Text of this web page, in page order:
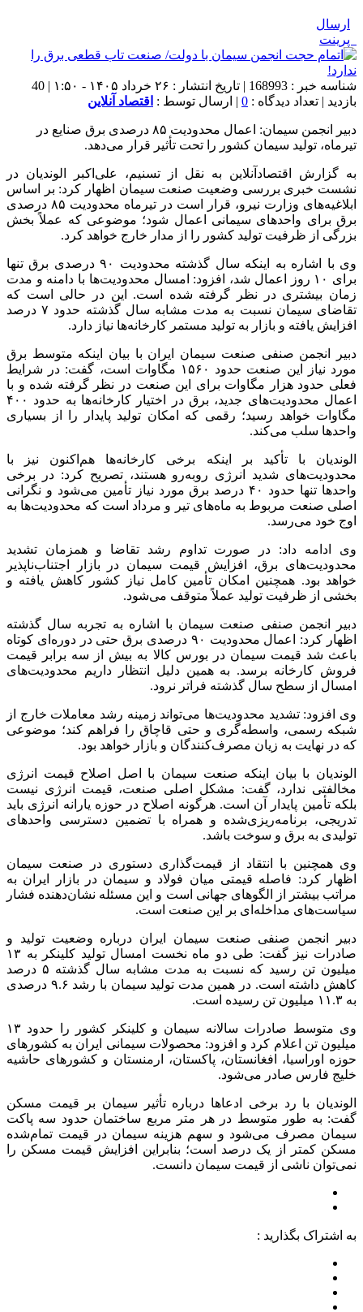
ارسال
پرینت
شناسه خبر : 168993 | تاریخ انتشار : ۲۶ خرداد ۱۴۰۵ - ۱:۵۰ | 40
بازدید | تعداد دیدگاه : 0 | ارسال توسط : اقتصاد آنلاین
دبیر انجمن سیمان: اعمال محدودیت ۸۵ درصدی برق صنایع در
تیرماه، تولید سیمان کشور را تحت تأثیر قرار می‌دهد.
به گزارش اقتصادآنلاین به نقل از تسنیم، علی‌اکبر الوندیان در
نشست خبری بررسی وضعیت صنعت سیمان اظهار کرد: بر اساس
ابلاغیه‌های وزارت نیرو، قرار است در تیرماه محدودیت ۸۵ درصدی
برق برای واحد‌های سیمانی اعمال شود؛ موضوعی که عملاً بخش
بزرگی از ظرفیت تولید کشور را از مدار خارج خواهد کرد.
وی با اشاره به اینکه سال گذشته محدودیت ۹۰ درصدی برق تنها
برای ۱۰ روز اعمال شد، افزود: امسال محدودیت‌ها با دامنه و مدت
زمان بیشتری در نظر گرفته شده است. این در حالی است که
تقاضای سیمان نسبت به مدت مشابه سال گذشته حدود ۷ درصد
افزایش یافته و بازار به تولید مستمر کارخانه‌ها نیاز دارد.
دبیر انجمن صنفی صنعت سیمان ایران با بیان اینکه متوسط برق
مورد نیاز این صنعت حدود ۱۵۶۰ مگاوات است، گفت: در شرایط
فعلی حدود هزار مگاوات برای این صنعت در نظر گرفته شده و با
اعمال محدودیت‌های جدید، برق در اختیار کارخانه‌ها به حدود ۴۰۰
مگاوات خواهد رسید؛ رقمی که امکان تولید پایدار را از بسیاری
واحد‌ها سلب می‌کند.
الوندیان با تأکید بر اینکه برخی کارخانه‌ها هم‌اکنون نیز با
محدودیت‌های شدید انرژی روبه‌رو هستند، تصریح کرد: در برخی
واحد‌ها تنها حدود ۴۰ درصد برق مورد نیاز تأمین می‌شود و نگرانی
اصلی صنعت مربوط به ماه‌های تیر و مرداد است که محدودیت‌ها به
اوج خود می‌رسد.
وی ادامه داد: در صورت تداوم رشد تقاضا و همزمان تشدید
محدودیت‌های برق، افزایش قیمت سیمان در بازار اجتناب‌ناپذیر
خواهد بود. همچنین امکان تأمین کامل نیاز کشور کاهش یافته و
بخشی از ظرفیت تولید عملاً متوقف می‌شود.
دبیر انجمن صنفی صنعت سیمان با اشاره به تجربه سال گذشته
اظهار کرد: اعمال محدودیت ۹۰ درصدی برق حتی در دوره‌ای کوتاه
باعث شد قیمت سیمان در بورس کالا به بیش از سه برابر قیمت
فروش کارخانه برسد. به همین دلیل انتظار داریم محدودیت‌های
امسال از سطح سال گذشته فراتر نرود.
وی افزود: تشدید محدودیت‌ها می‌تواند زمینه رشد معاملات خارج از
شبکه رسمی، واسطه‌گری و حتی قاچاق را فراهم کند؛ موضوعی
که در نهایت به زیان مصرف‌کنندگان و بازار خواهد بود.
الوندیان با بیان اینکه صنعت سیمان با اصل اصلاح قیمت انرژی
مخالفتی ندارد، گفت: مشکل اصلی صنعت، قیمت انرژی نیست
بلکه تأمین پایدار آن است. هرگونه اصلاح در حوزه یارانه انرژی باید
تدریجی، برنامه‌ریزی‌شده و همراه با تضمین دسترسی واحد‌های
تولیدی به برق و سوخت باشد.
وی همچنین با انتقاد از قیمت‌گذاری دستوری در صنعت سیمان
اظهار کرد: فاصله قیمتی میان فولاد و سیمان در بازار ایران به
مراتب بیشتر از الگو‌های جهانی است و این مسئله نشان‌دهنده فشار
سیاست‌های مداخله‌ای بر این صنعت است.
دبیر انجمن صنفی صنعت سیمان ایران درباره وضعیت تولید و
صادرات نیز گفت: طی دو ماه نخست امسال تولید کلینکر به ۱۳
میلیون تن رسید که نسبت به مدت مشابه سال گذشته ۵ درصد
کاهش داشته است. در همین مدت تولید سیمان با رشد ۹.۶ درصدی
به ۱۱.۳ میلیون تن رسیده است.
وی متوسط صادرات سالانه سیمان و کلینکر کشور را حدود ۱۳
میلیون تن اعلام کرد و افزود: محصولات سیمانی ایران به کشور‌های
حوزه اوراسیا، افغانستان، پاکستان، ارمنستان و کشور‌های حاشیه
خلیج فارس صادر می‌شود.
الوندیان با رد برخی ادعا‌ها درباره تأثیر سیمان بر قیمت مسکن
گفت: به طور متوسط در هر متر مربع ساختمان حدود سه پاکت
سیمان مصرف می‌شود و سهم هزینه سیمان در قیمت تمام‌شده
مسکن کمتر از یک درصد است؛ بنابراین افزایش قیمت مسکن را
نمی‌توان ناشی از قیمت سیمان دانست.
به اشتراک بگذارید :